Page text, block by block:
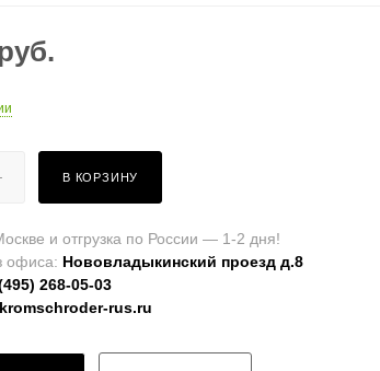
В КОРЗИНУ
и отгрузка по России — 1-2 дня!
офиса: Нововладыкинский проезд д.8
268-05-03
rus.ru